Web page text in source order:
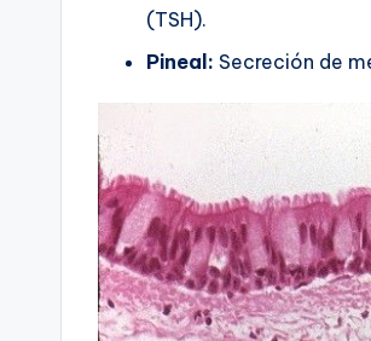
(TSH).
Pineal: Secreción de